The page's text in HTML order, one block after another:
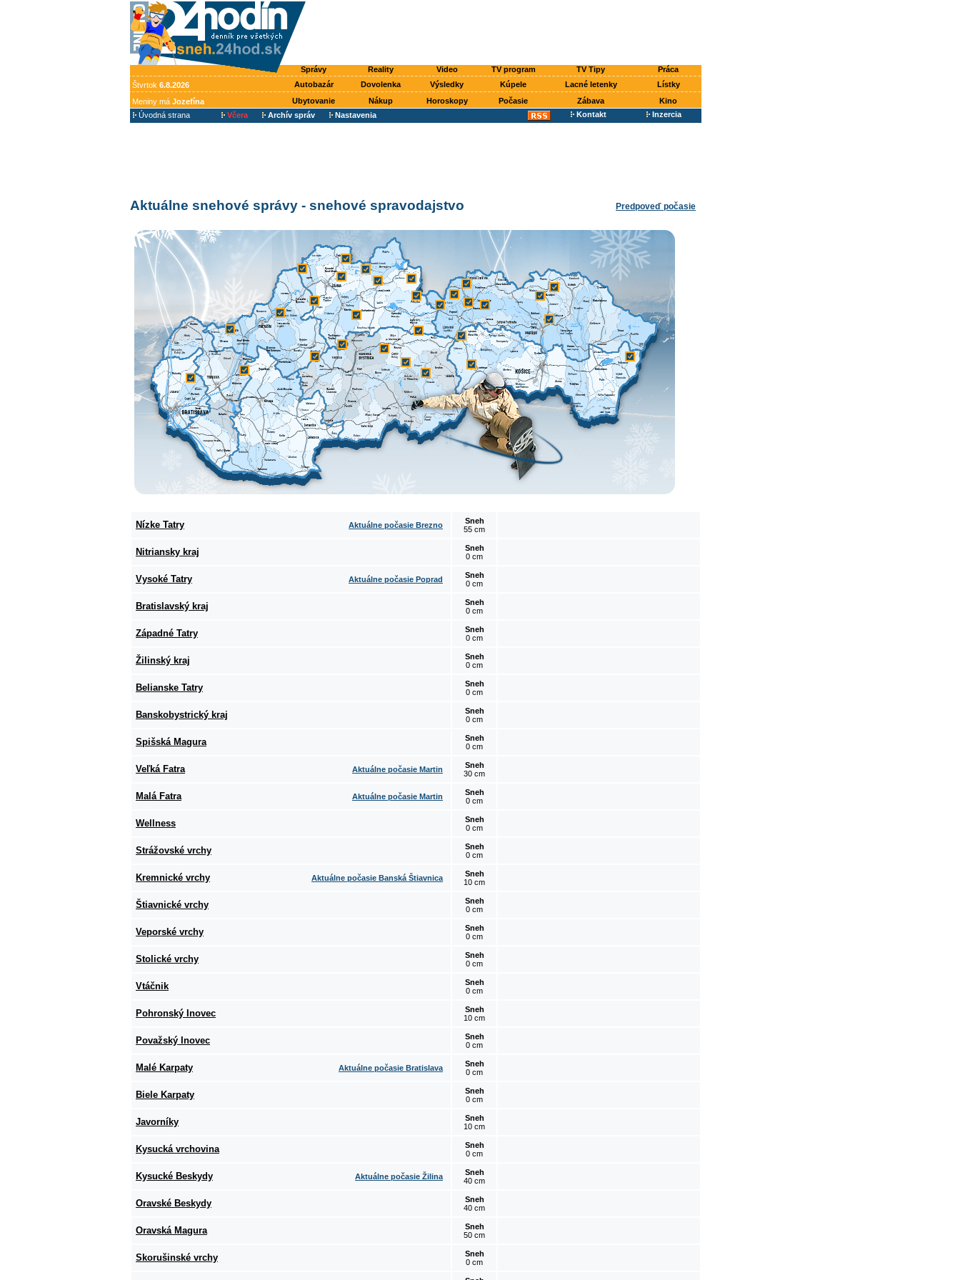
Správy Reality Video TV program TV Tipy
Práca
Štvrtok 6.8.2026 Autobazár Dovolenka Výsledky Kúpele Lacné letenky
Lístky
Meniny má Jozefína Ubytovanie Nákup Horoskopy Počasie Zábava
Kino
Úvodná strana
Včera Archív správ Nastavenia Kontakt Inzercia
Aktuálne snehové správy - snehové spravodajstvo Predpoveď počasie
Nízke Tatry Aktuálne počasie Brezno
Sneh
55 cm
Nitriansky kraj
Sneh
0 cm
Vysoké Tatry Aktuálne počasie Poprad
Sneh
0 cm
Bratislavský kraj
Sneh
0 cm
Západné Tatry
Sneh
0 cm
Žilinský kraj
Sneh
0 cm
Belianske Tatry
Sneh
0 cm
Banskobystrický kraj
Sneh
0 cm
Spišská Magura
Sneh
0 cm
Veľká Fatra Aktuálne počasie Martin
Sneh
30 cm
Malá Fatra Aktuálne počasie Martin
Sneh
0 cm
Wellness
Sneh
0 cm
Strážovské vrchy
Sneh
0 cm
Kremnické vrchy Aktuálne počasie Banská Štiavnica
Sneh
10 cm
Štiavnické vrchy
Sneh
0 cm
Veporské vrchy
Sneh
0 cm
Stolické vrchy
Sneh
0 cm
Vtáčnik
Sneh
0 cm
Pohronský Inovec
Sneh
10 cm
Považský Inovec
Sneh
0 cm
Malé Karpaty Aktuálne počasie Bratislava
Sneh
0 cm
Biele Karpaty
Sneh
0 cm
Javorníky
Sneh
10 cm
Kysucká vrchovina
Sneh
0 cm
Kysucké Beskydy Aktuálne počasie Žilina
Sneh
40 cm
Oravské Beskydy
Sneh
40 cm
Oravská Magura
Sneh
50 cm
Skorušinské vrchy
Sneh
0 cm